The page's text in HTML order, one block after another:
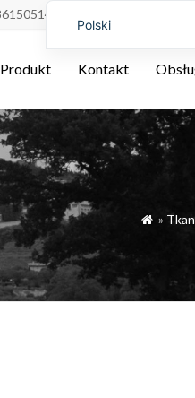
Produkt Kontakt
 »
Polski
Deutsch
Français
Italiano
Español
Русский
Türkçe